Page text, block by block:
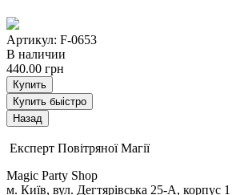
Артикул: F-0653
В наличии
440.00 грн
Купить
Купить быістро
Експерт Повітряної Магії
Magic Party Shop
м. Київ, вул. Дегтярівська 25-А, корпус 1